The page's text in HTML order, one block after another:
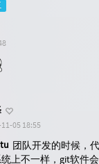
05 18:55
团队开发的时候，
上不一样，git软件